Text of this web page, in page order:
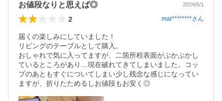
お値段なりと思えば◎ 2024/6/1
2 mar********さん
届くの楽しみにしていました！
リビングのテーブルとして購入。
おしゃれで気に入ってますが、二箇所程表面がぶかぶかし
ているところがあり…現在破れてきてしまいました。コッ
プのあともすぐについてしまい少し残念な感じになってい
ますが、折りたためるしお値段もお安く◎